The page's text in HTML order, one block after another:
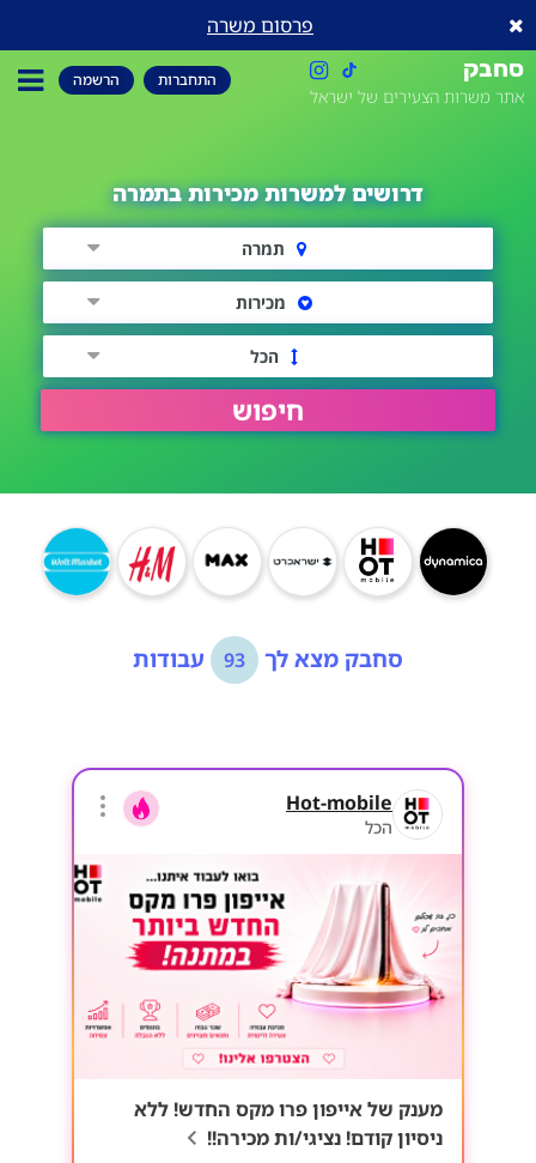
פרסום משרה
סחבק
אתר משרות הצעירים של ישראל
התחברות הרשמה
דרושים למשרות מכירות בתמרה
תמרה
מכירות
הכל
חיפוש
סחבק מצא לך 93 עבודות
Hot-mobile
הכל
מענק של אייפון פרו מקס החדש! ללא
ניסיון קודם! נציגי/ות מכירה!!